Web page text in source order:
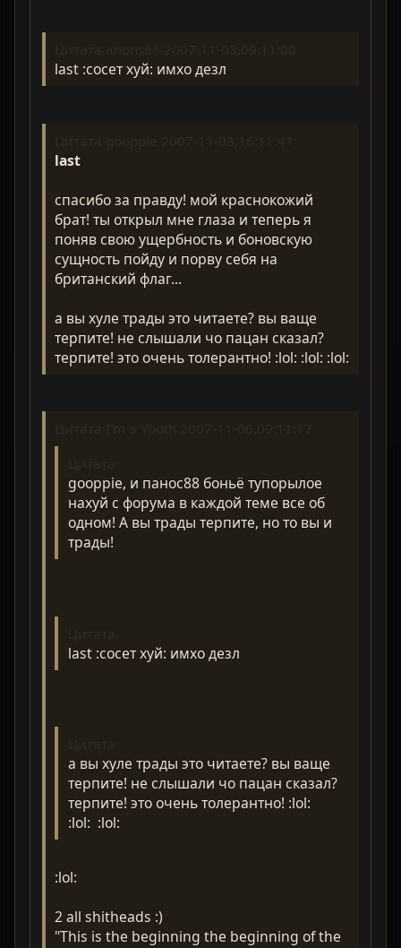
last :сосет хуй: имхо дезл
last
спасибо за правду! мой краснокожий
брат! ты открыл мне глаза и теперь я
поняв свою ущербность и боновскую
сущность пойду и порву себя на
британский флаг...
а вы хуле трады это читаете? вы ваще
терпите! не слышали чо пацан сказал?
терпите! это очень толерантно! :lol: :lol: :lol:
gooppie, и панос88 боньё тупорылое
нахуй с форума в каждой теме все об
одном! А вы трады терпите, но то вы и
трады!
last :сосет хуй: имхо дезл
а вы хуле трады это читаете? вы ваще
терпите! не слышали чо пацан сказал?
терпите! это очень толерантно! :lol:
:lol: :lol:
:lol:
2 all shitheads :)
"This is the beginning the beginning of the